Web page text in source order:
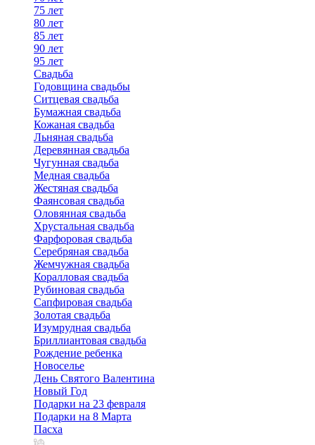
75 лет
80 лет
85 лет
90 лет
95 лет
Свадьба
Годовщина свадьбы
Ситцевая свадьба
Бумажная свадьба
Кожаная свадьба
Льняная свадьба
Деревянная свадьба
Чугунная свадьба
Медная свадьба
Жестяная свадьба
Фаянсовая свадьба
Оловянная свадьба
Хрустальная свадьба
Фарфоровая свадьба
Серебряная свадьба
Жемчужная свадьба
Коралловая свадьба
Рубиновая свадьба
Сапфировая свадьба
Золотая свадьба
Изумрудная свадьба
Бриллиантовая свадьба
Рождение ребенка
Новоселье
День Святого Валентина
Новый Год
Подарки на 23 февраля
Подарки на 8 Марта
Пасха